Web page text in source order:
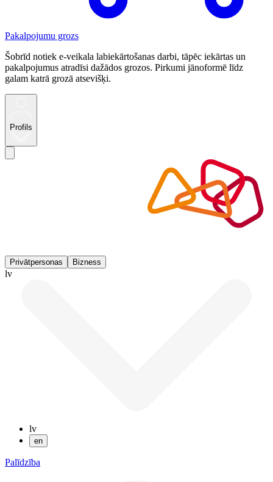
Pakalpojumu grozs
Šobrīd notiek e-veikala labiekārtošanas darbi, tāpēc iekārtas un
pakalpojumus atradīsi dažādos grozos. Pirkumi jānoformē līdz
galam katrā grozā atsevišķi.
Profils
Privātpersonas Bizness
lv
lv
en
Palīdzība